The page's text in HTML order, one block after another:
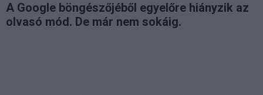
A Google böngészőjéből egyelőre hiányzik az
olvasó mód. De már nem sokáig.